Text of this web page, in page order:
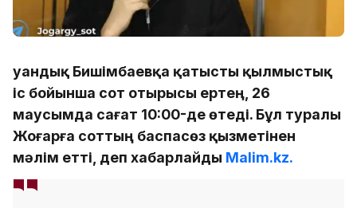
Қуандық Бишімбаевқа қатысты қылмыстық
іс бойынша сот отырысы ертең, 26
маусымда сағат 10:00-де өтеді. Бұл туралы
Жоғарға соттың баспасөз қызметінен
мәлім етті, деп хабарлайды Malim.kz.